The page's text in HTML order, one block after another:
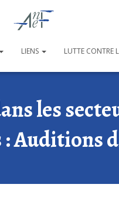
LIENS LUTTE CONTRE
les
Auditions